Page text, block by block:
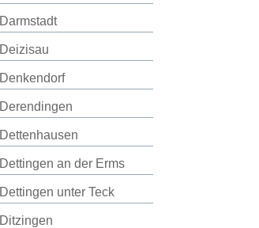
Darmstadt
Deizisau
Denkendorf
Derendingen
Dettenhausen
Dettingen an der Erms
Dettingen unter Teck
Ditzingen